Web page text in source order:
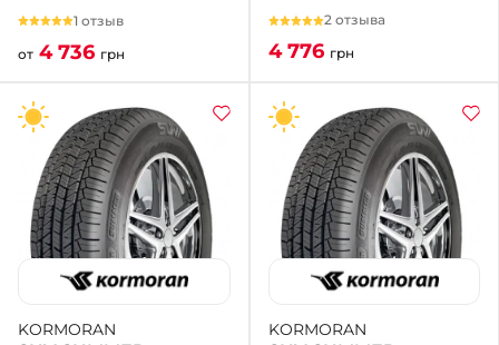
1 отзыв
от 4 736 грн
2 отзыва
4 776 грн
KORMORAN KORMORAN